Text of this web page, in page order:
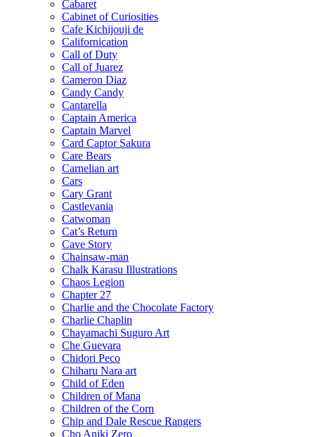
Cabaret
Cabinet of Curiosities
Cafe Kichijouji de
Californication
Call of Duty
Call of Juarez
Cameron Diaz
Candy Candy
Cantarella
Captain America
Captain Marvel
Card Captor Sakura
Care Bears
Carnelian art
Cars
Cary Grant
Castlevania
Catwoman
Cat’s Return
Cave Story
Chainsaw-man
Chalk Karasu Illustrations
Chaos Legion
Chapter 27
Charlie and the Chocolate Factory
Charlie Chaplin
Chayamachi Suguro Art
Che Guevara
Chidori Peco
Chiharu Nara art
Child of Eden
Children of Mana
Children of the Corn
Chip and Dale Rescue Rangers
Cho Aniki Zero